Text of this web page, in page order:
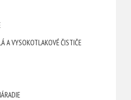
A VYSOKOTLAKOVÉ ČISTIČE